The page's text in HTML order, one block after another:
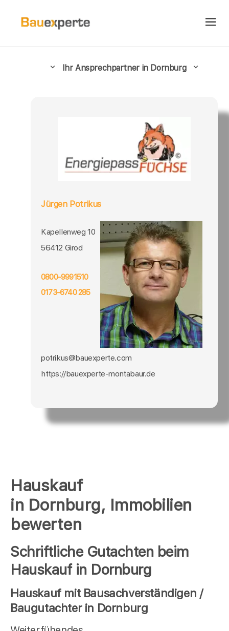
Hauskauf
in Dornburg, Immobilien
bewerten
Schriftliche Gutachten beim
Hauskauf in Dornburg
Hauskauf mit Bausachverständigen /
Baugutachter in Dornburg
Ihr Ansprechpartner in Dornburg
Jürgen Potrikus
Kapellenweg 10
56412 Girod
0800-9991510
0173-6740 285
potrikus@bauexperte.com
https://bauexperte-montabaur.de